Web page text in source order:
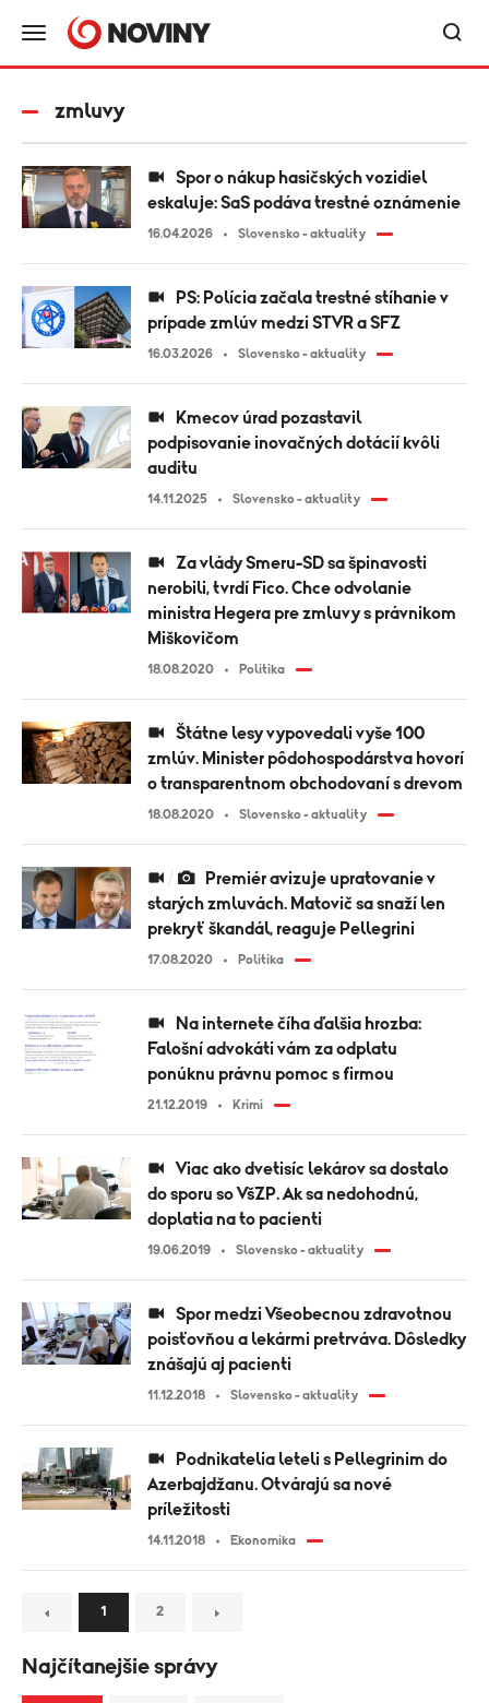
zmluvy
eskaluje: SaS podáva trestné oznámenie
16.04.2026 Slovensko - aktuality
prípade zmlúv medzi STVR a SFZ
16.03.2026 Slovensko - aktuality
podpisovanie inovačných dotácií kvôli
auditu
14.11.2025 Slovensko - aktuality
nerobili, tvrdí Fico. Chce odvolanie
ministra Hegera pre zmluvy s právnikom
Miškovičom
18.08.2020 Politika
zmlúv. Minister pôdohospodárstva hovorí
o transparentnom obchodovaní s drevom
18.08.2020 Slovensko - aktuality
starých zmluvách. Matovič sa snaží len
prekryť škandál, reaguje Pellegrini
17.08.2020 Politika
Falošní advokáti vám za odplatu
ponúknu právnu pomoc s firmou
21.12.2019 Krimi
do sporu so VšZP. Ak sa nedohodnú,
doplatia na to pacienti
19.06.2019 Slovensko - aktuality
poisťovňou a lekármi pretrváva. Dôsledky
znášajú aj pacienti
11.12.2018 Slovensko - aktuality
Azerbajdžanu. Otvárajú sa nové
príležitosti
14.11.2018 Ekonomika
1 2
Najčítanejšie správy